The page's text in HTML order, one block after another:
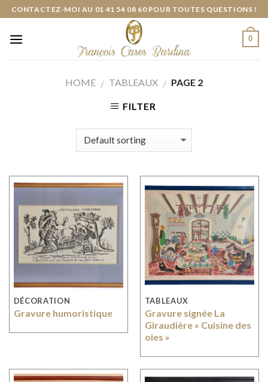
Skip
content
CONTACTEZ-MOI AU 01 41 54 08 60 POUR TOUTES QUESTIONS !
0
HOME / TABLEAUX / PAGE 2
FILTER
DÉCORATION
Gravure humoristique
TABLEAUX
Gravure signée La
Giraudière « Cuisine des
oies »